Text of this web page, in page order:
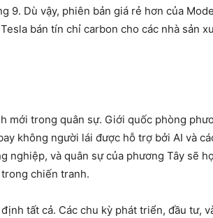
9. Dù vậy, phiên bản giá rẻ hơn của
bán tín chỉ carbon cho các nhà sản
mới trong quân sự. Giới quốc phòng
không người lái được hỗ trợ bởi AI và
nghiệp, và quân sự của phương Tây sẽ
chiến tranh.
tất cả. Các chu kỳ phát triển, đầu tư,